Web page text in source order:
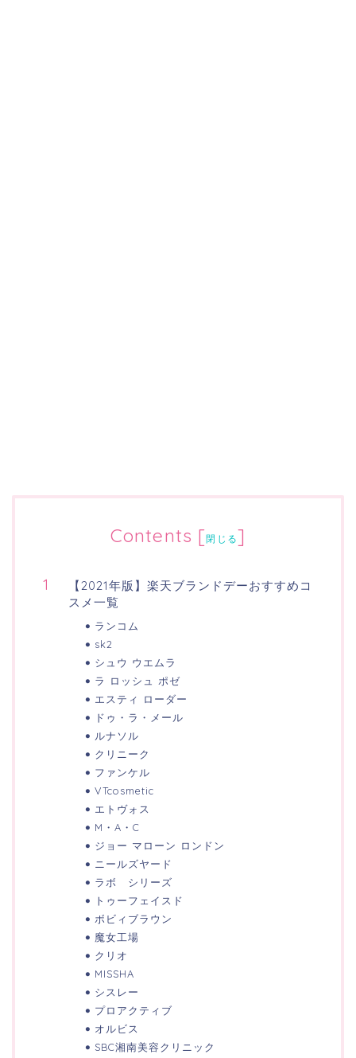
Contents [閉じる]
【2021年版】楽天ブランドデーおすすめコ
スメ一覧
ランコム
sk2
シュウ ウエムラ
ラ ロッシュ ポゼ
エスティ ローダー
ドゥ・ラ・メール
ルナソル
クリニーク
ファンケル
VTcosmetic
エトヴォス
M・A・C
ジョー マローン ロンドン
ニールズヤード
ラボ シリーズ
トゥーフェイスド
ボビィブラウン
魔女工場
クリオ
MISSHA
シスレー
プロアクティブ
オルビス
SBC湘南美容クリニック